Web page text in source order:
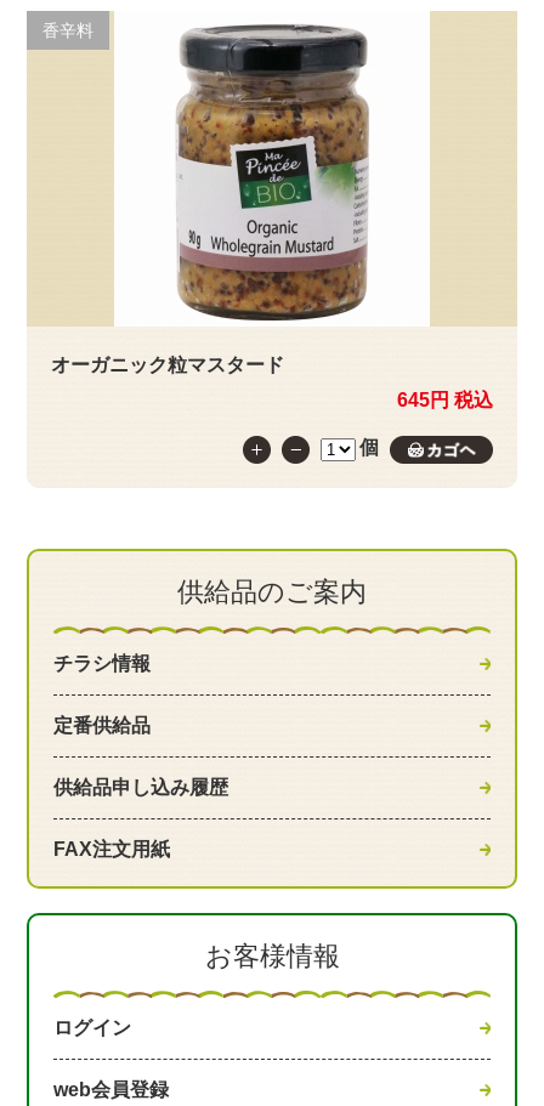
供給品のご案内
チラシ情報
定番供給品
供給品申し込み履歴
FAX注文用紙
お客様情報
ログイン
web会員登録
香辛料
オーガニック粒マスタード
645円 税込
個 カゴへ